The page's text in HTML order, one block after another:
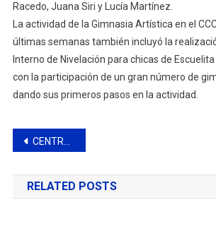
Racedo, Juana Siri y Lucía Martínez.
La actividad de la Gimnasia Artística en el
últimas semanas también incluyó la
Interno de Nivelación para chicas de
con la participación de un gran número de
dando sus primeros pasos en la actividad.
Navegación
de
entradas
CENTRO DE JUBILADOS Y PENSIONADOS “ILUSION DE LA TERCERA EDAD”: EDICTO ASAMBLEA GENERAL ORDINARIA
RELATED POSTS